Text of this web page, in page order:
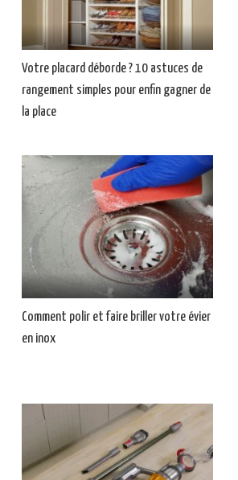
Votre placard déborde ? 10 astuces de
rangement simples pour enfin gagner de
la place
Comment polir et faire briller votre évier
en inox